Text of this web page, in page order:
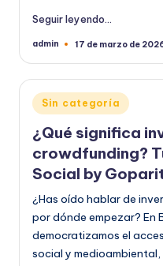
Seguir leyendo...
Publicado
admin 17 de marzo de
Publicado
en
Sin categoría
¿Qué significa
crowdfunding?
Social by
¿Has oído hablar de
por dónde empezar? En
democratizamos el
social y